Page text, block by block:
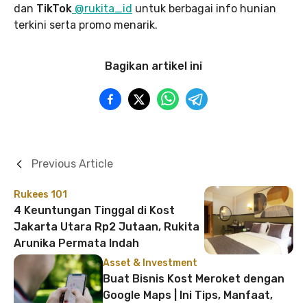
dan TikTok @rukita_id untuk berbagai info hunian
terkini serta promo menarik.
Bagikan artikel ini
Rukees 101
4 Keuntungan Tinggal di Kost
Jakarta Utara Rp2 Jutaan, Rukita
Arunika Permata Indah
Previous Article
Asset & Investment
Buat Bisnis Kost Meroket dengan
Google Maps | Ini Tips, Manfaat,